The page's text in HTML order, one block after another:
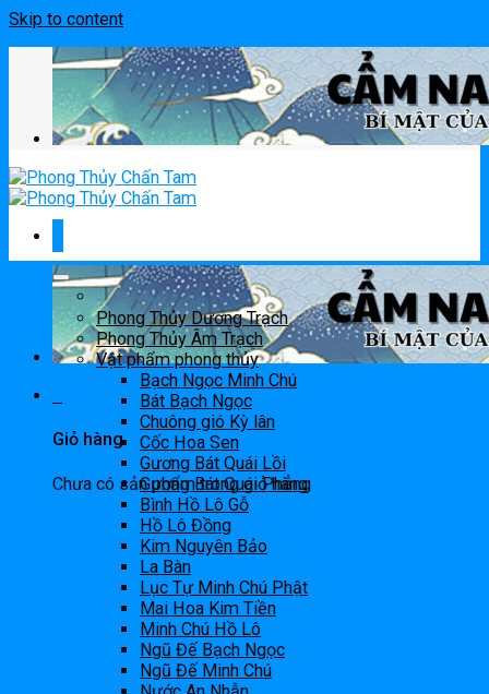
Skip to content
Giỏ hàng
Chưa có sản phẩm trong giỏ hàng.
Phong Thủy Dương Trạch
Phong Thủy Âm Trạch
Vật phẩm phong thủy
Bạch Ngọc Minh Chú
Bát Bạch Ngọc
Chuông gió Kỳ lân
Cốc Hoa Sen
Gương Bát Quái Lồi
Gương Bát Quái Phẳng
Bình Hồ Lô Gỗ
Hồ Lô Đồng
Kim Nguyên Bảo
La Bàn
Lục Tự Minh Chú Phật
Mai Hoa Kim Tiền
Minh Chú Hồ Lô
Ngũ Đế Bạch Ngọc
Ngũ Đế Minh Chú